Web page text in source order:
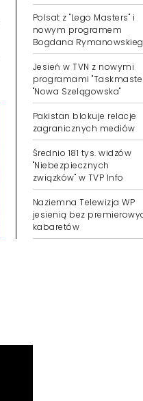
Polsat z "Lego Masters" i
nowym programem
Bogdana
Jesień w TVN z nowymi
programami
"Nowa Szelągowska"
Pakistan blokuje relacje
zagranicznych mediów
Średnio 181 tys. widzów
"Niebezpiecznych
związków" w TVP Info
Naziemna Telewizja WP
jesienią bez
kabaretów